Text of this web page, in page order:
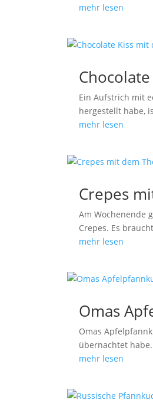
mehr lesen
Ein Aufstrich mit
hergestellt habe,
mehr lesen
Crepes
Am Wochenende
Crepes. Es
mehr lesen
Omas
Omas
übernachtet
mehr lesen